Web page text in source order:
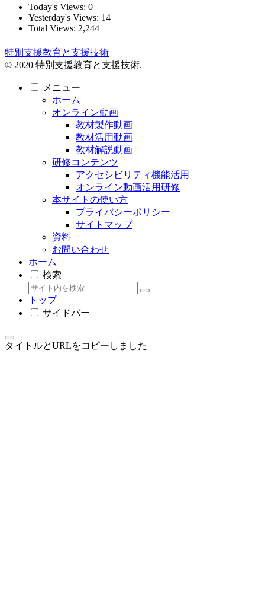
Today's Views: 0
Yesterday's Views: 14
Total Views: 2,244
特別支援教育と支援技術
© 2020 特別支援教育と支援技術.
メニュー
ホーム
オンライン動画
教材製作動画
教材活用動画
教材解説動画
研修コンテンツ
アクセシビリティ機能活用
オンライン動画活用研修
本サイトの使い方
プライバシーポリシー
サイトマップ
資料
お問い合わせ
ホーム
検索
トップ
サイドバー
タイトルとURLをコピーしました